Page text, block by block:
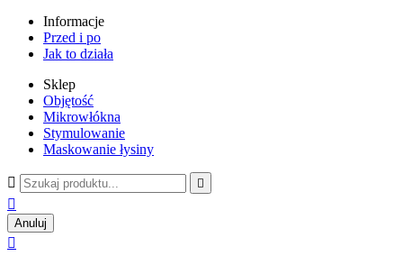
Informacje
Przed i po
Jak to działa
Sklep
Objętość
Mikrowłókna
Stymulowanie
Maskowanie łysiny
 

Anuluj
